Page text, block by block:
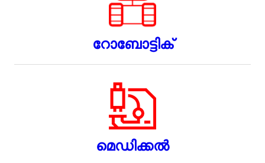
റോബോട്ടിക്
മെഡിക്കൽ